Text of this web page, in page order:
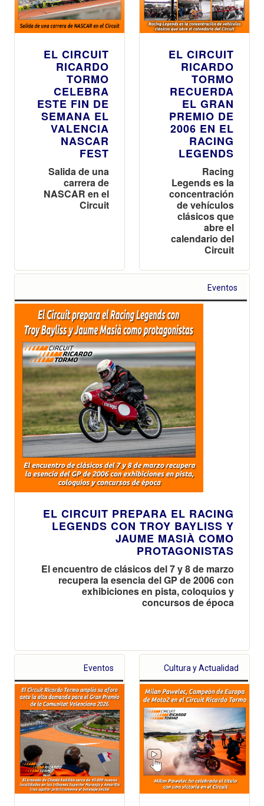
EL CIRCUIT
RICARDO
TORMO
CELEBRA
ESTE FIN DE
SEMANA EL
VALENCIA
NASCAR
FEST
Salida de una
carrera de
NASCAR en el
Circuit
EL CIRCUIT
RICARDO
TORMO
RECUERDA
EL GRAN
PREMIO DE
2006 EN EL
RACING
LEGENDS
Racing
Legends es la
concentración
de vehículos
clásicos que
abre el
calendario del
Circuit
Eventos
EL CIRCUIT PREPARA EL RACING
LEGENDS CON TROY BAYLISS Y
JAUME MASIÀ COMO
PROTAGONISTAS
El encuentro de clásicos del 7 y 8 de marzo
recupera la esencia del GP de 2006 con
exhibiciones en pista, coloquios y
concursos de época
Eventos Cultura y Actualidad